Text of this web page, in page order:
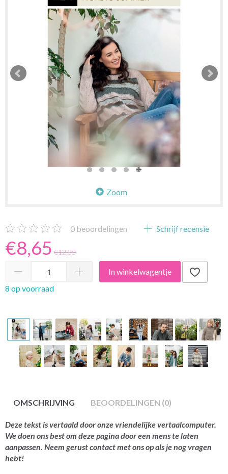
Zoom
0 beoordelingen Schrijf recensie
€8,65 €12,35
In winkelwagentje
8 op voorraad
OMSCHRIJVING BEOORDELINGEN (0)
Deze tekst is vertaald door onze vriendelijke vertaalcomputer.
We doen ons best om deze pagina door een mens te laten
aanpassen. Neem gerust contact met ons op als je nog vragen
hebt!